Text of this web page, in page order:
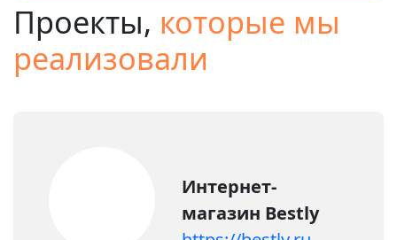
Проекты, которые мы
реализовали
Интернет-
магазин Bestly